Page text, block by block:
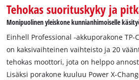
Tehokas suorituskyky ja
Monipuolinen yleiskone kunnianhimoiselle
Einhell Professional -akkuporakone TP-
on kaksivaihteinen vaihteisto ja 20
tehokas moottori, jota on helppo
Lisäksi porakone kuuluu Power X-